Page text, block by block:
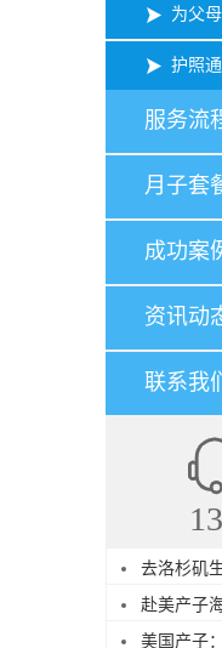
为父
护照
服务流
月子套
成功案
资讯动
联系我们
去洛杉矶
赴美产子
美国产子